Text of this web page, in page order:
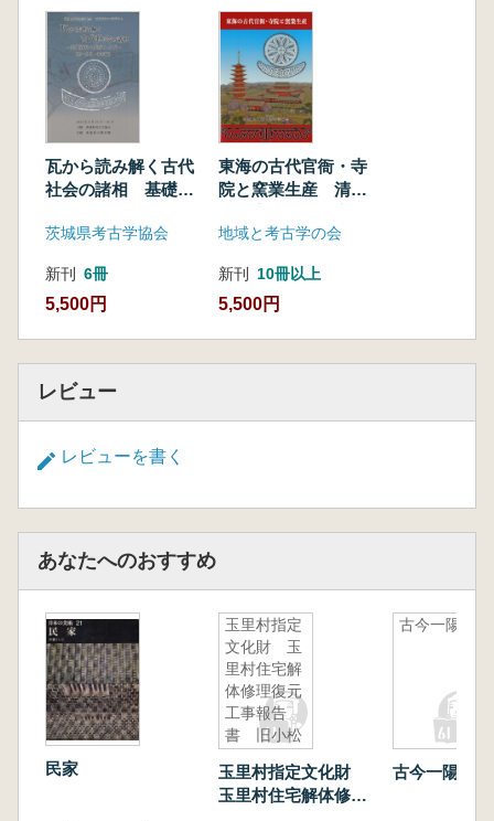
瓦から読み解く古代
社会の諸相 基礎資
茨城県考古学協会
新刊 6冊
5,500円
東海の古代官衙・寺
院と窯業生産 清ヶ
冊組)
地域と考古学の会
新刊 10冊以上
5,500円
レビュー
レビューを書く
あなたへのおすすめ
民家
玉里村指定
文化財 玉
里村住宅解
体修理復元
工事報告
書 旧小松
玉里村指定文化財
玉里村住宅解体修理
古今一陽集
古今一陽集